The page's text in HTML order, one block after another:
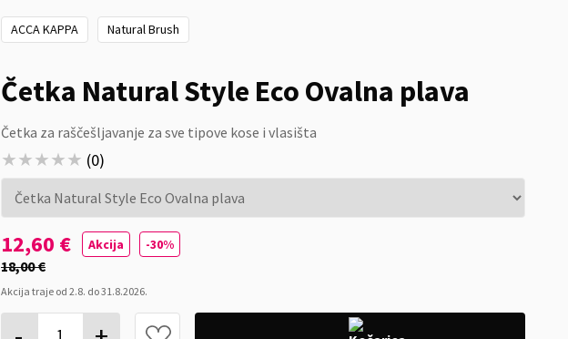
ACCA KAPPA Natural Brush
Četka Natural Style Eco Ovalna plava
Četka za raščešljavanje za sve tipove kose i vlasišta
★★★★★
★★★★★ (0)
12,60 €
18,00 €
Akcija -30%
Akcija traje od 2.8. do31.8.2026.